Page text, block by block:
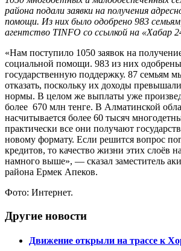
района подали заявки на получения
помощи. Из них было одобрено 983
агентство TINFO со ссылкой на «Хабар
«Нам поступило 1050 заявок на
социальной помощи. 983 из них
государственную поддержку. 87 семьям
отказать, поскольку их доходы
нормы. В целом же выплаты уже
более 670 млн тенге. В Алматинской
насчитывается более 60 тысяч
практически все они получают
новому формату. Если решится вопрос
кредитов, то качество жизни этих слоёв
намного выше», — сказал заместитель
района Ермек Апеков.
Фото: Интернет.
Другие новости
Движение открыли на трассе к